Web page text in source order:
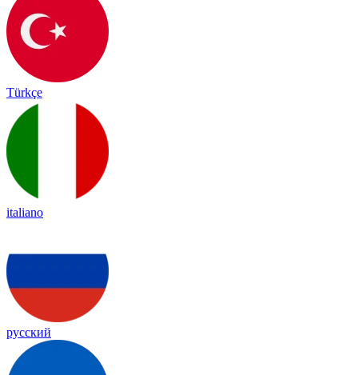
Türkçe
italiano
русский